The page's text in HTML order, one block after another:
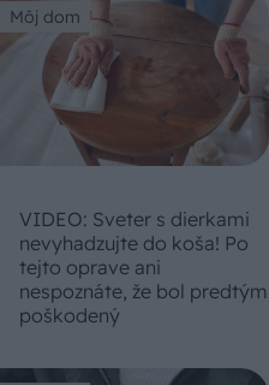
Môj dom
VIDEO: Sveter s dierkami
nevyhadzujte do koša! Po
tejto oprave ani
nespoznáte, že bol predtým
poškodený